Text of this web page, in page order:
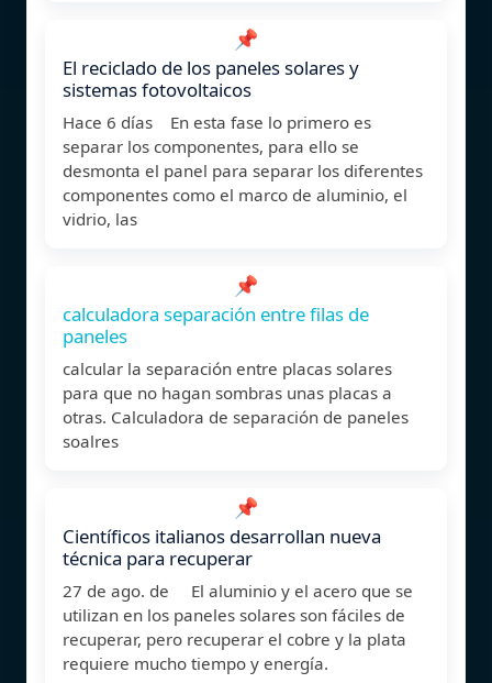
📌
El reciclado de los paneles solares y
sistemas fotovoltaicos
Hace 6 días En esta fase lo primero es
separar los componentes, para ello se
desmonta el panel para separar los diferentes
componentes como el marco de aluminio, el
vidrio, las
📌
calculadora separación entre filas de
paneles
calcular la separación entre placas solares
para que no hagan sombras unas placas a
otras. Calculadora de separación de paneles
soalres
📌
Científicos italianos desarrollan nueva
técnica para recuperar
27 de ago. de El aluminio y el acero que se
utilizan en los paneles solares son fáciles de
recuperar, pero recuperar el cobre y la plata
requiere mucho tiempo y energía.